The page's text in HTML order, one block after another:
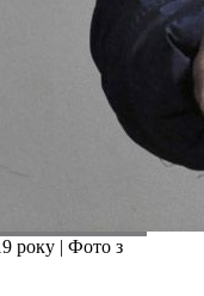
року | Фото з